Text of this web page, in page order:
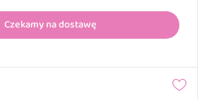
Czekamy na dostawę